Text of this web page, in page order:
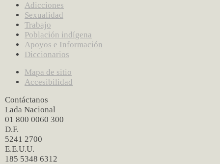
Adicciones
Sexualidad
Trabajo
Población indígena
Apoyos e Información
Diccionarios
Mapa de sitio
Accesibilidad
Contáctanos
Lada Nacional
01 800 0060 300
D.F.
5241 2700
E.E.U.U.
185 5348 6312